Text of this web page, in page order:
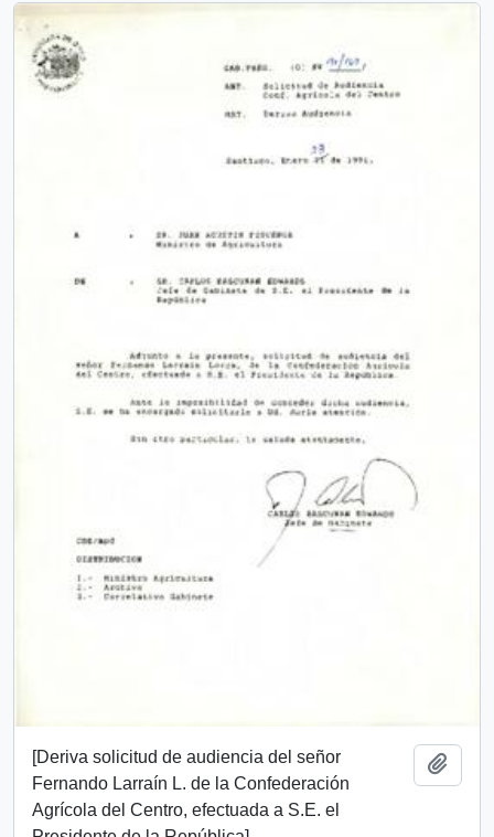
[Deriva solicitud de audiencia del señor
Fernando Larraín L. de la Confederación
Agrícola del Centro, efectuada a S.E. el